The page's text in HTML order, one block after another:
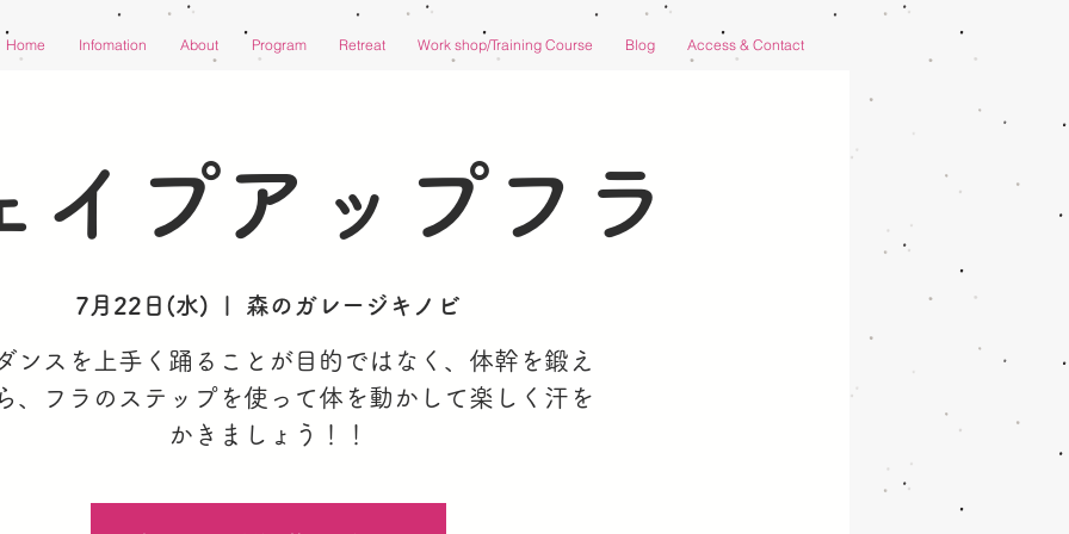
Home Infomation About Program Retreat Work shop/Training Course Blog Access & Contact
イプアップフラ
7月22日(水) 森のガレージキノビ
ンスを上手く踊ることが目的ではなく、体幹を鍛え
、フラのステップを使って体を動かして楽しく汗を
かきましょう！！